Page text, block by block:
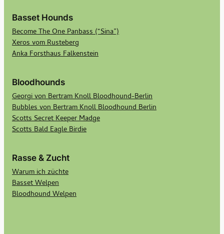
Basset Hounds
Become The One Panbass (“Sina”)
Xeros vom Rusteberg
Anka Forsthaus Falkenstein
Bloodhounds
Georgi von Bertram Knoll Bloodhound-Berlin
Bubbles von Bertram Knoll Bloodhound Berlin
Scotts Secret Keeper Madge
Scotts Bald Eagle Birdie
Rasse & Zucht
Warum ich züchte
Basset Welpen
Bloodhound Welpen